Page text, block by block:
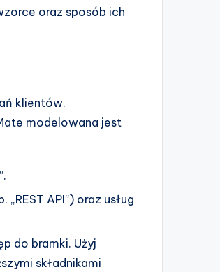
oraz sposób ich
klientów.
modelowana jest
API”) oraz usług
do bramki. Użyj
składnikami